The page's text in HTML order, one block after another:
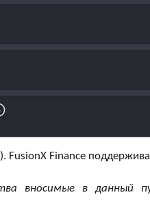
FusionX Finance
вносимые в данный